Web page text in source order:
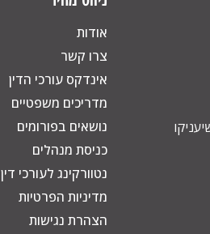
אודות
צרו קשר
אינדקס עורכי הדין
מדריכים משפטיים
נושאים בפורומים
כניסת מנהלים
נטוורקינג לעורכי דין
מדיניות הפרטיות
הצהרת נגישות